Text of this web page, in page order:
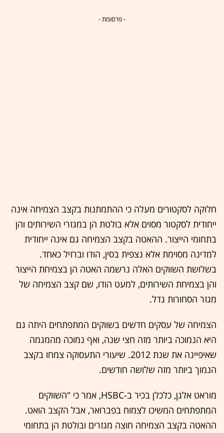
- פרסומת -
חלוקה לסקטורים מעלה כי ההתמתנות בקצב הצמיחה אינה
ייחודית לסקטור מסוים אלא בולטת הן במגזרי השירותים והן
בתחומי הייצור. ההאטה בקצב הצמיחה גם אינה ייחודית
למדינה מסוימת אלא נצפית בסין, הודו וברזיל כאחד.
בשלושת השווקים האלה נרשמה האטה הן בצמיחת הייצור
והן בצמיחת השירותים, למעט הודו, שם קצב הצמיחה של
מגזר הסחורות גדל.
הצמיחה של עסקים חדשים בשווקים המתפתחים היתה גם
היא הנמוכה ביותר מזה חצי שנה, ואף נמוכה מהמגמה
שאיפיינה את שנת 2012. שיעורי התעסוקה צמחו בקצב
הנמוך ביותר מזה שלושה חודשים.
מוראט אלגן, כלכלן בכיר ב-HSBC, אמר כי "השווקים
המתפתחים המשיכו לצמוח בפברואר, אבל הקצב הואט.
ההאטה בקצב הצמיחה חוצה מגזרים ובולטת הן בתחומי